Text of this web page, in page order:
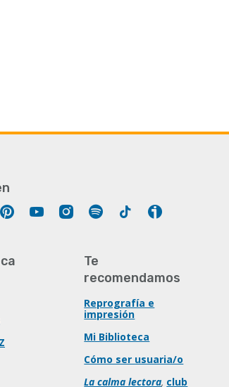
PinterestYouTubeInstagram
Spotify Tiktok
Te
recomendamos
Reprografía e
impresión
Mi Biblioteca
Cómo ser usuaria/o
La calma lectora, club